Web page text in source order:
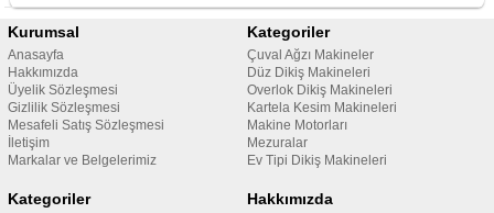
Kurumsal
Anasayfa
Hakkımızda
Üyelik Sözleşmesi
Gizlilik Sözleşmesi
Mesafeli Satış Sözleşmesi
İletişim
Markalar ve Belgelerimiz
Kategoriler
Çuval Ağzı Makineler
Düz Dikiş Makineleri
Overlok Dikiş Makineleri
Kartela Kesim Makineleri
Makine Motorları
Mezuralar
Ev Tipi Dikiş Makineleri
Kategoriler Hakkımızda